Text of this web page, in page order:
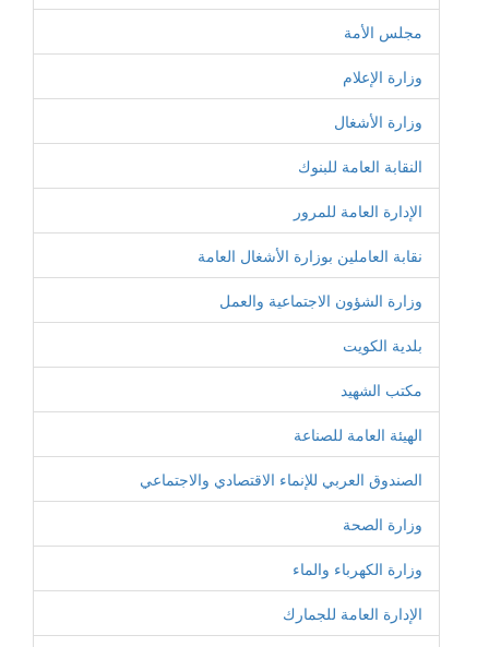
مجلس الأمة
وزارة الإعلام
وزارة الأشغال
النقابة العامة للبنوك
الإدارة العامة للمرور
نقابة العاملين بوزارة الأشغال العامة
وزارة الشؤون الاجتماعية والعمل
بلدية الكويت
مكتب الشهيد
الهيئة العامة للصناعة
الصندوق العربي للإنماء الاقتصادي والاجتماعي
وزارة الصحة
وزارة الكهرباء والماء
الإدارة العامة للجمارك